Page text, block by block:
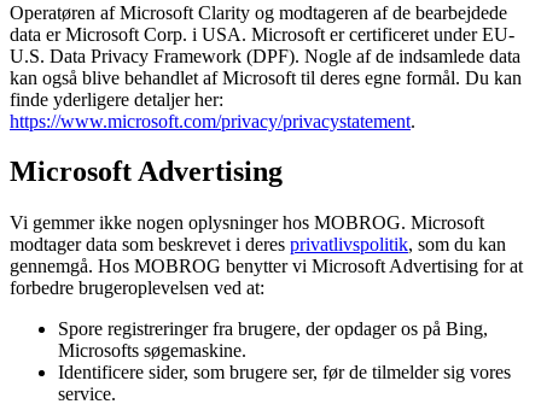
Operatøren af Microsoft Clarity og modtageren af de bearbejdede
data er Microsoft Corp. i USA. Microsoft er certificeret under EU-
U.S. Data Privacy Framework (DPF). Nogle af de indsamlede data
kan også blive behandlet af Microsoft til deres egne formål. Du kan
finde yderligere detaljer her:
https://www.microsoft.com/privacy/privacystatement.
Microsoft Advertising
Vi gemmer ikke nogen oplysninger hos MOBROG. Microsoft
modtager data som beskrevet i deres privatlivspolitik, som du kan
gennemgå. Hos MOBROG benytter vi Microsoft Advertising for at
forbedre brugeroplevelsen ved at:
Spore registreringer fra brugere, der opdager os på Bing,
Microsofts søgemaskine.
Identificere sider, som brugere ser, før de tilmelder sig vores
service.